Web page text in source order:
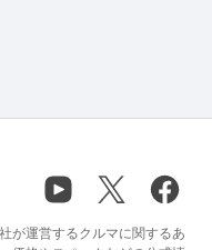
が運営するクルマに関するあ